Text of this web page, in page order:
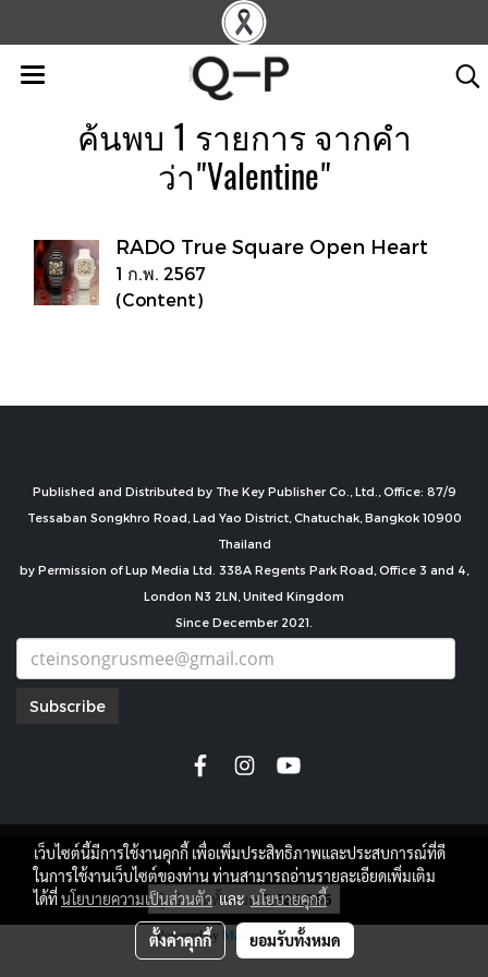
ค้นพบ 1 รายการ จากคำ
ว่า"Valentine"
RADO True Square Open Heart
1 ก.พ. 2567
(Content)
Published and Distributed by The Key Publisher Co., Ltd., Office: 87/9
Tessaban Songkhro Road, Lad Yao District, Chatuchak, Bangkok 10900
Thailand
by Permission of Lup Media Ltd. 338A Regents Park Road, Office 3 and 4,
London N3 2LN, United Kingdom
Since December 2021.
Subscribe
copyright by
ผู้เข้าชมทั้งหมด7,686,566
Powered by MakeWebEasy.com
เว็บไซต์นี้มีการใช้งานคุกกี้ เพื่อเพิ่มประสิทธิภาพและประสบการณ์ที่ดี
ในการใช้งานเว็บไซต์ของท่าน ท่านสามารถอ่านรายละเอียดเพิ่มเติม
ได้ที่นโยบายความเป็นส่วนตัวและนโยบายคุกกี้
ตั้งค่าคุกกี้ ยอมรับทั้งหมด